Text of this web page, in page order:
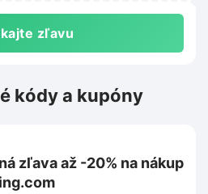
zľavu
kódy a kupóny
zľava až -20% na nákup